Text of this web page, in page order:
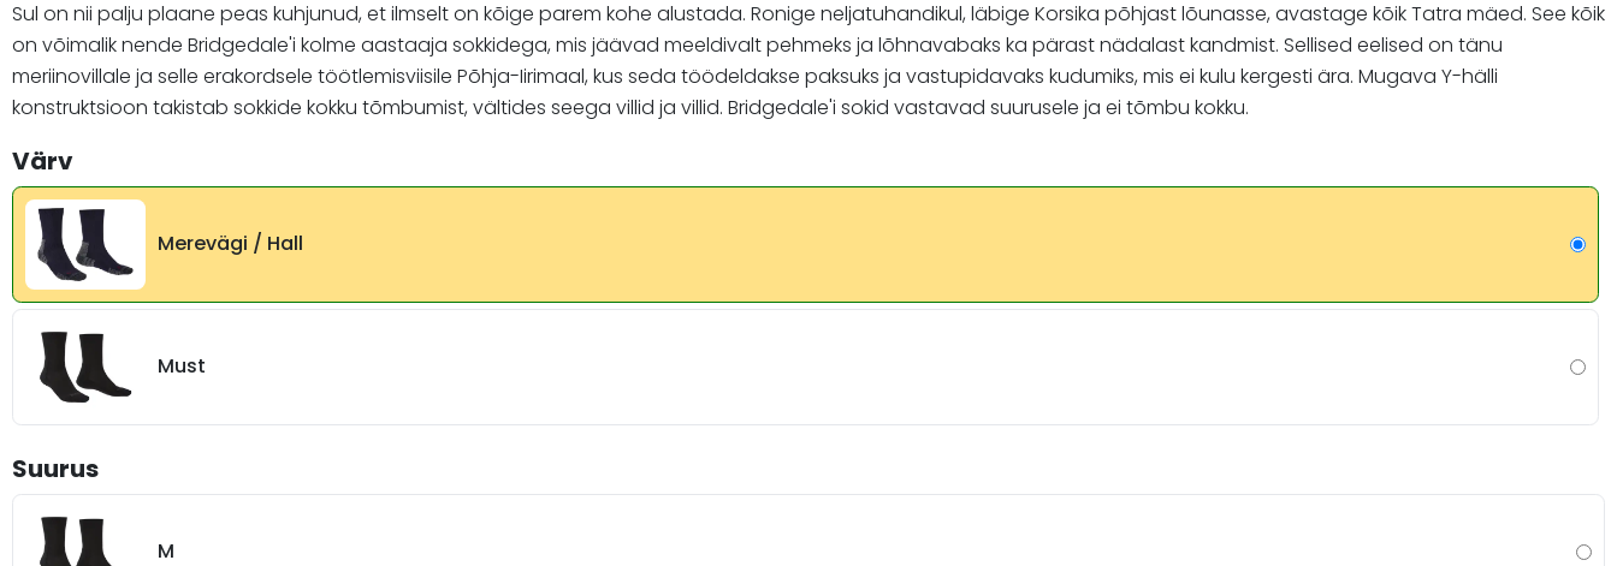
Sul on nii palju plaane peas kuhjunud, et ilmselt on kõige parem kohe alustada. Ronige neljatuhandikul, läbige Korsika põhjast lõunasse, avastage kõik Tatra mäed. See kõik
on võimalik nende Bridgedale'i kolme aastaaja sokkidega, mis jäävad meeldivalt pehmeks ja lõhnavabaks ka pärast nädalast kandmist. Sellised eelised on tänu
meriinovillale ja selle erakordsele töötlemisviisile Põhja-Iirimaal, kus seda töödeldakse paksuks ja vastupidavaks kudumiks, mis ei kulu kergesti ära. Mugava Y-hälli
konstruktsioon takistab sokkide kokku tõmbumist, vältides seega villid ja villid. Bridgedale'i sokid vastavad suurusele ja ei tõmbu kokku.
Värv
Merevägi / Hall
Must
Suurus
M